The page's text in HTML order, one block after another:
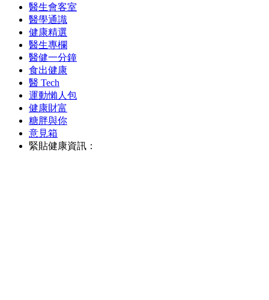
醫生會客室
醫學通識
健康精選
醫生專欄
醫健一分鐘
食出健康
醫 Tech
運動懶人包
健康財富
糖胖與你
意見箱
緊貼健康資訊：